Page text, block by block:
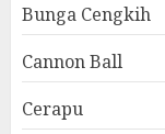
Bunga Cengkih
Cannon Ball
Cerapu